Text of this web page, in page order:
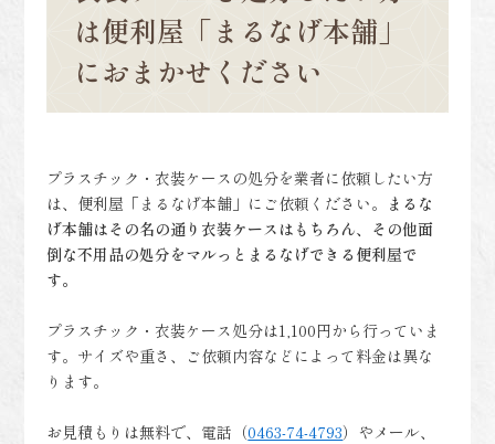
は便利屋「まるなげ本舗」
におまかせください
プラスチック・衣装ケースの処分を業者に依頼したい方
は、便利屋「まるなげ本舗」にご依頼ください。 まるな
げ本舗はその名の通り衣装ケースはもちろん、その他面
倒な不用品の処分をマルっとまるなげできる便利屋で
す。
プラスチック・衣装ケース処分は1,100円から行っていま
す。サイズや重さ、ご依頼内容などによって料金は異な
ります。
お見積もりは無料で、電話（0463-74-4793）やメール、